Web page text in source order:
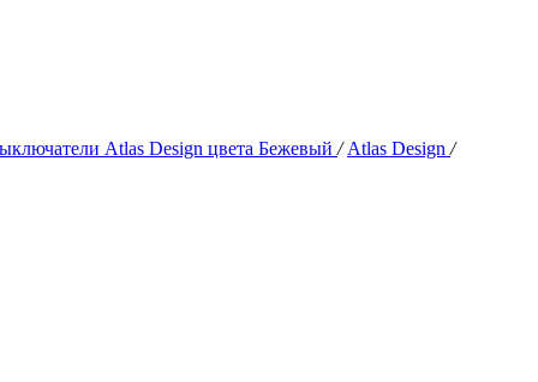
Atlas Design цвета Бежевый / Atlas Design /